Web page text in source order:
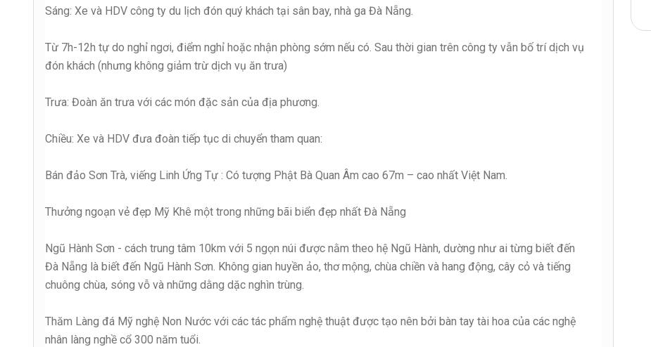
Sáng: Xe và HDV công ty du lịch đón quý khách tại sân bay, nhà ga Đà Nẵng.
Từ 7h-12h tự do nghỉ ngơi, điểm nghỉ hoặc nhận phòng sớm nếu có. Sau thời gian trên công ty vẫn bố trí dịch vụ
đón khách (nhưng không giảm trừ dịch vụ ăn trưa)
Trưa: Đoàn ăn trưa với các món đặc sản của địa phương.
Chiều: Xe và HDV đưa đoàn tiếp tục di chuyển tham quan:
Bán đảo Sơn Trà, viếng Linh Ứng Tự : Có tượng Phật Bà Quan Âm cao 67m – cao nhất Việt Nam.
Thưởng ngoạn vẻ đẹp Mỹ Khê một trong những bãi biển đẹp nhất Đà Nẵng
Ngũ Hành Sơn - cách trung tâm 10km với 5 ngọn núi được nằm theo hệ Ngũ Hành, dường như ai từng biết đến
Đà Nẵng là biết đến Ngũ Hành Sơn. Không gian huyền ảo, thơ mộng, chùa chiền và hang động, cây cỏ và tiếng
chuông chùa, sóng vỗ và những dằng dặc nghìn trùng.
Thăm Làng đá Mỹ nghệ Non Nước với các tác phẩm nghệ thuật được tạo nên bởi bàn tay tài hoa của các nghệ
nhân làng nghề cổ 300 năm tuổi.